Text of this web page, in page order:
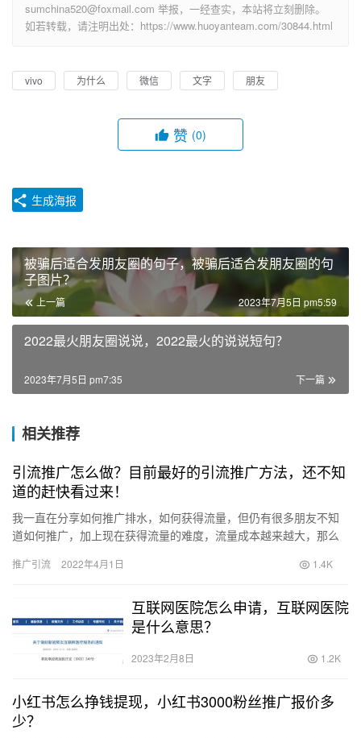
sumchina520@foxmail.com 举报，一经查实，本站将立刻删除。
如若转载，请注明出处：https://www.huoyanteam.com/30844.html
vivo 为什么 微信 文字 朋友
赞 (0)
生成海报
被骗后适合发朋友圈的句子，被骗后适合发朋友圈的句
子图片？
上一篇 2023年7月5日 pm5:59
2022最火朋友圈说说，2022最火的说说短句？
下一篇
2023年7月5日 pm7:35
相关推荐
引流推广怎么做？目前最好的引流推广方法，还不知
道的赶快看过来！
我一直在分享如何推广排水，如何获得流量，但仍有很多朋友不知
道如何推广，加上现在获得流量的难度，流量成本越来越大，那么
您分享…
推广引流 2022年4月1日 1.4K
互联网医院怎么申请，互联网医院
是什么意思？
2023年2月8日 1.2K
小红书怎么挣钱提现，小红书3000粉丝推广报价多
少？